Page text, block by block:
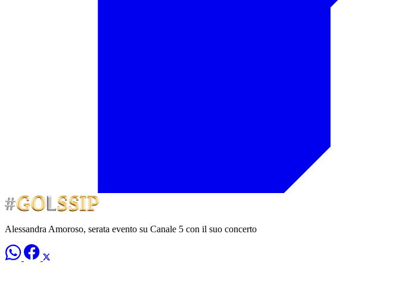
Alessandra Amoroso, serata evento su Canale 5 con il suo concerto